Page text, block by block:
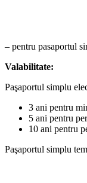
– pentru pasaportul
Valabilitate:
Paşaportul simplu
3 ani pentru
5 ani pentru
10 ani pentru
Paşaportul simplu